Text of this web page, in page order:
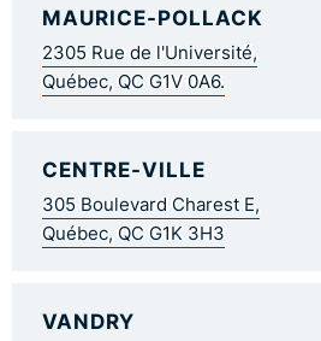
MAURICE-POLLACK
2305 Rue de l'Université,
Québec, QC G1V 0A6.
CENTRE-VILLE
305 Boulevard Charest E,
Québec, QC G1K 3H3
VANDRY